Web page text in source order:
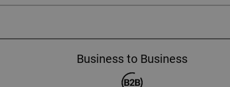
Business to Business